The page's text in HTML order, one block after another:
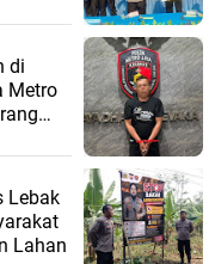
di
Metro
Lebak
Lahan